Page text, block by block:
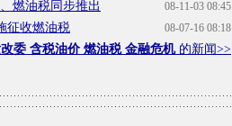
08-11-03 08:45
燃油税同步推出
08-07-16 08:18
征收燃油税
委 含税油价 燃油税 金融危机的新闻>>